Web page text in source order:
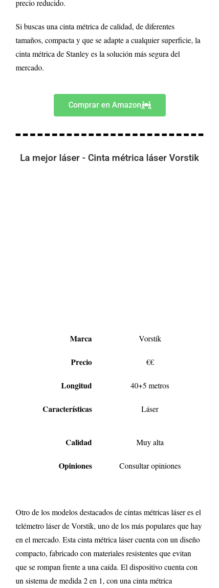
precio reducido.
Si buscas una cinta métrica de calidad, de diferentes
tamaños, compacta y que se adapte a cualquier superficie, la
cinta métrica de Stanley es la solución más segura del
mercado.
Comprar en Amazon
La mejor láser - Cinta métrica láser Vorstik
Marca Vorstik
Precio €€
Longitud 40+5 metros
Características Láser
Calidad Muy alta
Opiniones Consultar opiniones
Otro de los modelos destacados de cintas métricas láser es el
telémetro láser de Vorstik, uno de los más populares que hay
en el mercado. Esta cinta métrica láser cuenta con un diseño
compacto, fabricado con materiales resistentes que evitan
que se rompan frente a una caída. El dispositivo cuenta con
un sistema de medida 2 en 1, con una cinta métrica